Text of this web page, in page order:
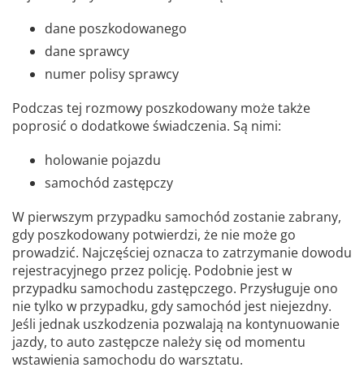
dane poszkodowanego
dane sprawcy
numer polisy sprawcy
Podczas tej rozmowy poszkodowany może także
poprosić o dodatkowe świadczenia. Są nimi:
holowanie pojazdu
samochód zastępczy
W pierwszym przypadku samochód zostanie zabrany,
gdy poszkodowany potwierdzi, że nie może go
prowadzić. Najczęściej oznacza to zatrzymanie dowodu
rejestracyjnego przez policję. Podobnie jest w
przypadku samochodu zastępczego. Przysługuje ono
nie tylko w przypadku, gdy samochód jest niejezdny.
Jeśli jednak uszkodzenia pozwalają na kontynuowanie
jazdy, to auto zastępcze należy się od momentu
wstawienia samochodu do warsztatu.